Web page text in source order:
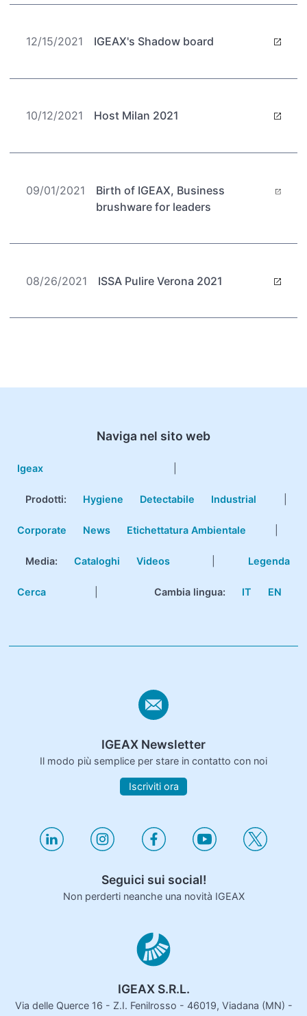
12/15/2021 IGEAX's Shadow board
10/12/2021 Host Milan 2021
09/01/2021
Birth of IGEAX, Business
brushware for leaders
08/26/2021 ISSA Pulire Verona 2021
Naviga nel sito web
Igeax
Prodotti: Hygiene Detectabile Industrial
Corporate News Etichettatura Ambientale
Media: Cataloghi Videos Legenda
Cerca Cambia lingua: IT EN
IGEAX Newsletter
Il modo più semplice per stare in contatto con noi
Iscriviti ora
Seguici sui social!
Non perderti neanche una novità IGEAX
IGEAX S.R.L.
Via delle Querce 16 - Z.I. Fenilrosso - 46019, Viadana (MN) -